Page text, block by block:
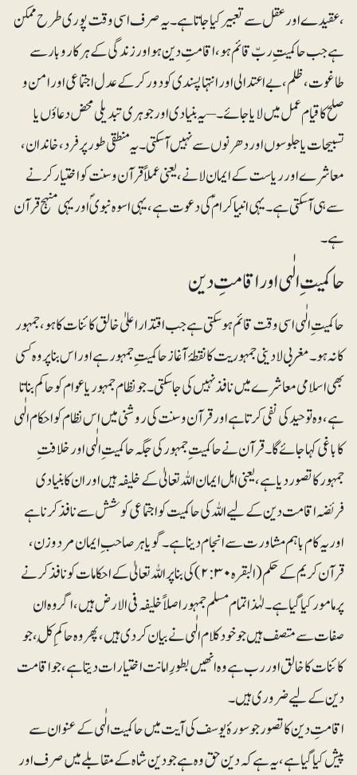
،عقیدے اور عقل سے تعبیر کیا جاتا ہے ۔یہ صرف اسی وقت پوری طرح ممکن
ہے جب حاکمیتِ ربّ قائم ہو، اقامتِ دین ہو اور زندگی کے ہر کاروبار سے
طاغوت ، ظلم ، بے اعتدالی اور انتہا پسندی کو دور کر کے عدل اجتماعی اور امن و
صلح کا قیام عمل میں لایا جائے۔ – یہ بنیادی اور جوہری تبدیلی محض دعاؤں یا
تسبیحات یا جلوسوں اور دھرنوں سے نہیں آسکتی۔ یہ منطقی طور پر فرد، خاندان،
معاشرے اور ریاست کے ایمان لانے، یعنی عملاًقرآن و سنت کو اختیار کرنے
سے ہی آ سکتی ہے۔ یہی انبیا کرامؑ کی دعوت ہے، یہی اسوہ نبویؐ اور یہی منہج قرآن
ہے۔
حاکمیتِ الٰہی اور اقامتِ دین
حاکمیت ِالٰہی اسی وقت قائم ہو سکتی ہے جب اقتدار اعلیٰ خالق کائنات کا ہو، جمہور
کا نہ ہو۔ مغربی لادینی جمہوریت کا نقطۂ آغاز حاکمیت ِجمہور ہے اور اس بنا پر وہ کسی
بھی اسلامی معاشرے میں نافذنہیں کی جاسکتی۔ جو نظام جمہور یا عوام کو حاکم بناتا
ہے، وہ توحید کی نفی کرتا ہے اور قرآن و سنت کی روشنی میں اس نظام کو احکام الٰہی
کا باغی کہا جائے گا۔قرآن نے حاکمیت ِجمہور کی جگہ حاکمیت ِالٰہی اور خلافتِ
جمہور کا تصور دیا ہے، یعنی اہل ایمان اللہ تعالیٰ کے خلیفہ ہیں اور ان کا بنیادی
فریضہ اقامت دین کے لیے اللہ کی حاکمیت کو اجتماعی کوشش سے نافذ کرنا ہے
اوریہ کام باہم مشاورت سے انجام دینا ہے۔ گویا ہر صاحب ِایمان مردوزن،
قرآن کریم کے حکم (البقرہ۲:۳۰) کی بنا پر اللہ تعالیٰ کے احکامات کو نافذ کرنے
پر مامور کیا گیا ہے۔ لہٰذا تمام مسلم جمہور اصلاً خلیفہ فی الارض ہیں،اگر وہ ان
صفات سے متصف ہیں جو خود کلام الٰہی نے بیان کر دی ہیں، پھر وہ حاکمِ کُل ، جو
کائنات کا خالق اور رب ہے وہ انھیں بطورِ امانت اختیارات دیتا ہے، جو اقامت
دین کے لیے ضروری ہیں۔
اقامتِ دین کا تصور جو سورۂ یوسف کی آیت میں حاکمیت الٰہی کے عنوان سے
پیش کیا گیا ہے،یہ ہے کہ دین حق وہ ہے جو دین شاہ کے مقابلے میں صرف اور